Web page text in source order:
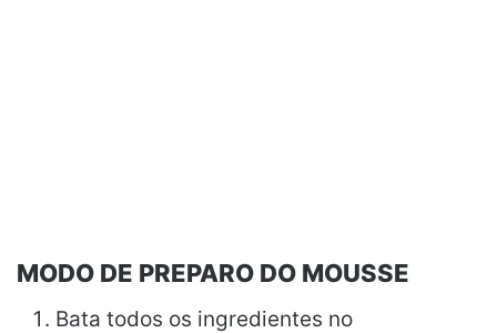
MODO DE PREPARO DO MOUSSE
Bata todos os ingredientes no